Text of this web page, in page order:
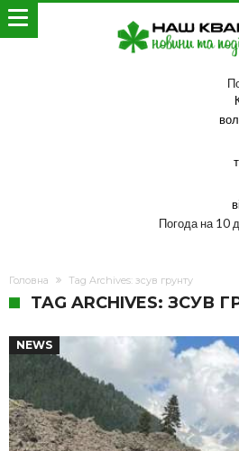
Погода на 10
Головна Tag Archives: зсув грунту
TAG ARCHIVES: ЗСУВ
NEWS